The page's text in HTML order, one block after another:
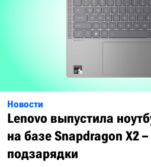
Новости
Lenovo выпустила
на базе Snapdragon X2
подзарядки